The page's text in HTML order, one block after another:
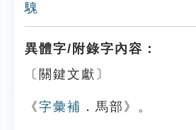
騩
異體字/附錄字內容：
〔關鍵文獻〕
《字彙補 ．馬部》。